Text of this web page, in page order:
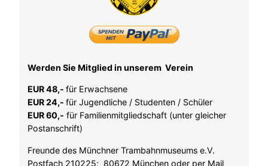
Werden Sie Mitglied in unserem Verein
EUR 48,- für Erwachsene
EUR 24,- für Jugendliche / Studenten / Schüler
EUR 60,- für Familienmitgliedschaft (unter gleicher
Postanschrift)
Freunde des Münchner Trambahnmuseums e.V.
Postfach 210225; 80672 München oder per Mail